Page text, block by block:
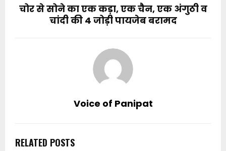
चोर से सोने का एक कड़ा, एक चैन, एक अंगुठी व
चांदी की 4 जोड़ी पायजेब बरामद
Voice of Panipat
RELATED POSTS